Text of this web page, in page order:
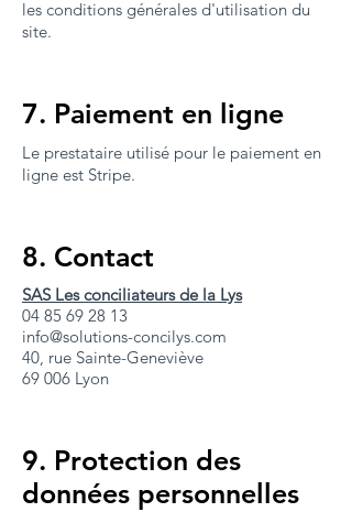
les conditions générales d'utilisation du
site.
7. Paiement en ligne
Le prestataire utilisé pour le paiement en
ligne est Stripe.
8. Contact
SAS Les conciliateurs de la Lys
04 85 69 28 13
info@solutions-concilys.com
40, rue Sainte-Geneviève
69 006 Lyon
9. Protection des
données personnelles